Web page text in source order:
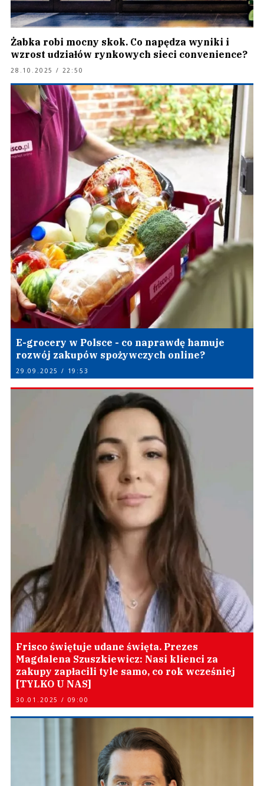
Żabka robi mocny skok. Co napędza wyniki i
wzrost udziałów rynkowych sieci convenience?
28.10.2025 / 22:50
E-grocery w Polsce - co naprawdę hamuje
rozwój zakupów spożywczych online?
29.09.2025 / 19:53
Frisco świętuje udane święta. Prezes
Magdalena Szuszkiewicz: Nasi klienci za
zakupy zapłacili tyle samo, co rok wcześniej
[TYLKO U NAS]
30.01.2025 / 09:00